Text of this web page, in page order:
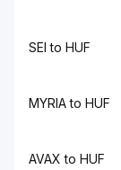
SEI to HUF
MYRIA to HUF
AVAX to HUF